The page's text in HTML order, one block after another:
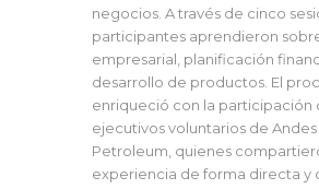
negocios. A través de cinco
participantes aprendieron
empresarial, planificación
desarrollo de productos. El
enriqueció con la participación
ejecutivos voluntarios de Andes
Petroleum, quienes
experiencia de forma directa y